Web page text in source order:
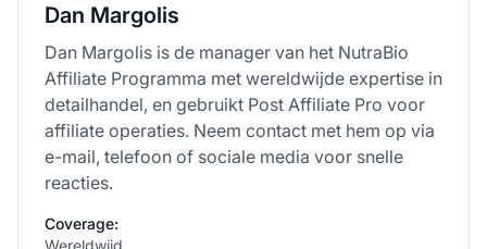
Dan Margolis
Dan Margolis is de manager van het NutraBio
Affiliate Programma met wereldwijde expertise in
detailhandel, en gebruikt Post Affiliate Pro voor
affiliate operaties. Neem contact met hem op via
e-mail, telefoon of sociale media voor snelle
reacties.
Coverage:
Wereldwijd